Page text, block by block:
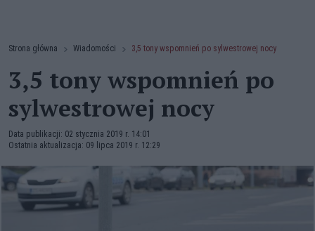
Strona główna Wiadomości 3,5 tony wspomnień po sylwestrowej nocy
3,5 tony wspomnień po
sylwestrowej nocy
Data publikacji: 02 stycznia 2019 r. 14:01
Ostatnia aktualizacja: 09 lipca 2019 r. 12:29